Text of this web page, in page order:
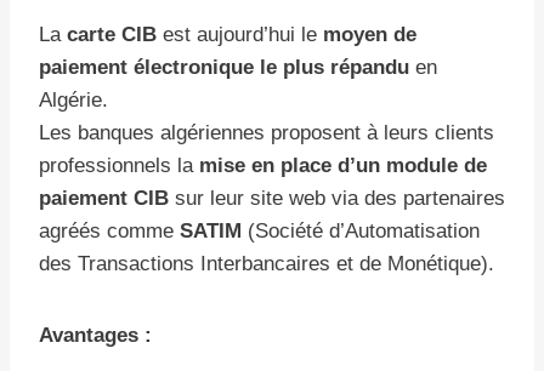
La carte CIB est aujourd’hui le moyen de
paiement électronique le plus répandu en
Algérie.
Les banques algériennes proposent à leurs clients
professionnels la mise en place d’un module de
paiement CIB sur leur site web via des partenaires
agréés comme SATIM (Société d’Automatisation
des Transactions Interbancaires et de Monétique).
Avantages :